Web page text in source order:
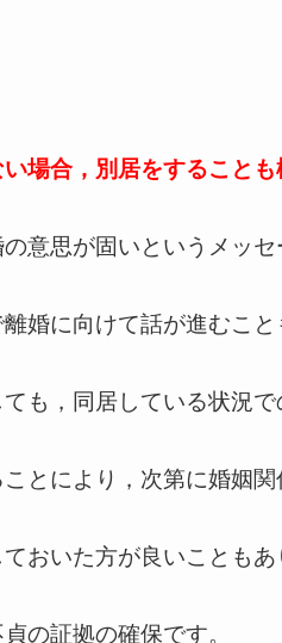
場合，別居をすることも
意思が固いというメッ
婚に向けて話が進むこと
も，同居している状況
とにより，次第に婚姻
おいた方が良いこともあ
の証拠の確保です。